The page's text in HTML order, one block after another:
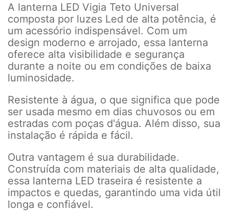
A lanterna LED Vigia Teto Universal
composta por luzes Led de alta potência, é
um acessório indispensável. Com um
design moderno e arrojado, essa lanterna
oferece alta visibilidade e segurança
durante a noite ou em condições de baixa
luminosidade.
Resistente à água, o que significa que pode
ser usada mesmo em dias chuvosos ou em
estradas com poças d'água. Além disso, sua
instalação é rápida e fácil.
Outra vantagem é sua durabilidade.
Construída com materiais de alta qualidade,
essa lanterna LED traseira é resistente a
impactos e quedas, garantindo uma vida útil
longa e confiável.